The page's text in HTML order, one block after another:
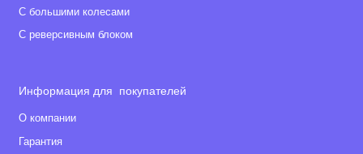
С большими колесами
С реверсивным блоком
Информация для покупателей
О компании
Гарантия